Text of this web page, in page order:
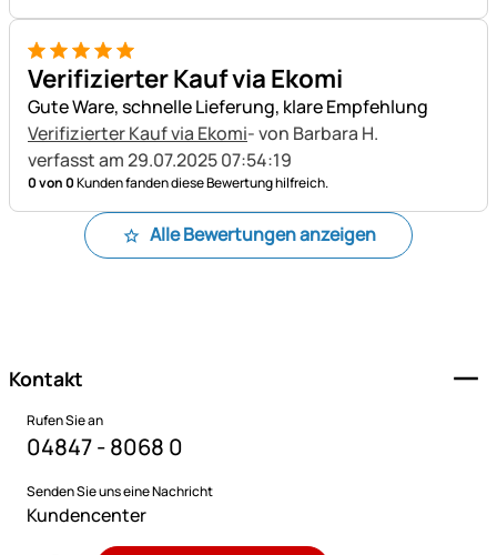
5 von 5
Verifizierter Kauf via Ekomi
Gute Ware, schnelle Lieferung, klare Empfehlung
Verifizierter Kauf via Ekomi- von Barbara H.
verfasst am 29.07.2025 07:54:19
0 von 0Kunden fanden diese Bewertung hilfreich.
Alle Bewertungen anzeigen
Kontakt
Rufen Sie an
04847 - 8068 0
Senden Sie uns eine Nachricht
Kundencenter